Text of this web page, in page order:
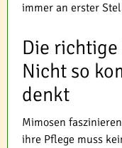
immer an erster
Die
Nicht so
denkt
Mimosen
ihre Pflege muss